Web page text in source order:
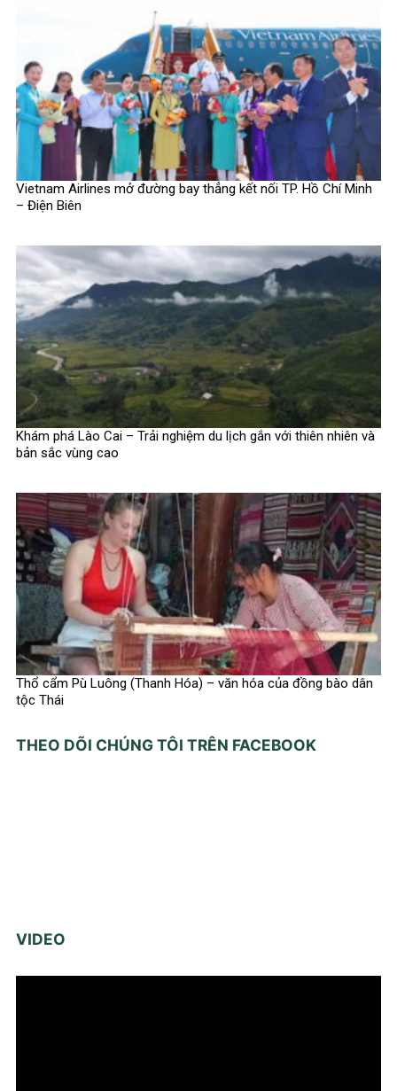
Vietnam Airlines mở đường bay thẳng kết nối TP. Hồ Chí Minh
– Điện Biên
Khám phá Lào Cai – Trải nghiệm du lịch gắn với thiên nhiên và
bản sắc vùng cao
Thổ cẩm Pù Luông (Thanh Hóa) – văn hóa của đồng bào dân
tộc Thái
THEO DÕI CHÚNG TÔI TRÊN FACEBOOK
VIDEO